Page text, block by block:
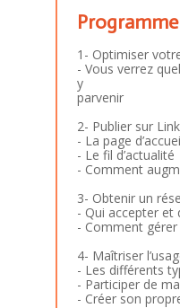
1- Optimiser
- Vous verrez
y
parvenir
2- Publier sur
- La page
- Le fil d’actualité
- Comment
3- Obtenir un
- Qui accepter et
- Comment
4- Maîtriser
- Les différents
- Participer de
- Créer son